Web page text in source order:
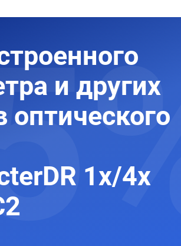
и других
оптического
1x/4x